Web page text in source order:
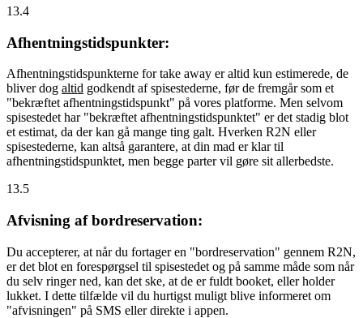
13.4
Afhentningstidspunkter:
Afhentningstidspunkterne for take away er altid kun estimerede, de
bliver dog altid godkendt af spisestederne, før de fremgår som et
"bekræftet afhentningstidspunkt" på vores platforme. Men selvom
spisestedet har "bekræftet afhentningstidspunktet" er det stadig blot
et estimat, da der kan gå mange ting galt. Hverken R2N eller
spisestederne, kan altså garantere, at din mad er klar til
afhentningstidspunktet, men begge parter vil gøre sit allerbedste.
13.5
Afvisning af bordreservation:
Du accepterer, at når du fortager en "bordreservation" gennem R2N,
er det blot en forespørgsel til spisestedet og på samme måde som når
du selv ringer ned, kan det ske, at de er fuldt booket, eller holder
lukket. I dette tilfælde vil du hurtigst muligt blive informeret om
"afvisningen" på SMS eller direkte i appen.